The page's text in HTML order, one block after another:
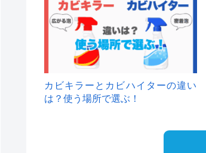
カビキラーとカビハイターの違い
は？使う場所で選ぶ！